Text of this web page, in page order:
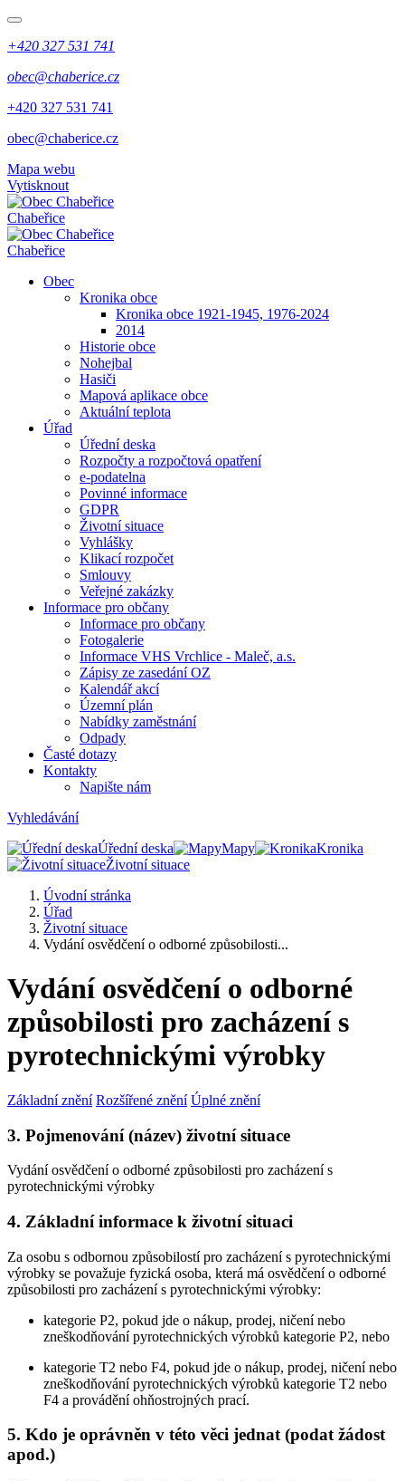
+420 327 531 741
obec@chaberice.cz
+420 327 531 741
obec@chaberice.cz
Mapa webu
Vytisknout
Chabeřice
Chabeřice
Obec
Kronika obce
Kronika obce 1921-1945, 1976-2024
2014
Historie obce
Nohejbal
Hasiči
Mapová aplikace obce
Aktuální teplota
Úřad
Úřední deska
Rozpočty a rozpočtová opatření
e-podatelna
Povinné informace
GDPR
Životní situace
Vyhlášky
Klikací rozpočet
Smlouvy
Veřejné zakázky
Informace pro občany
Informace pro občany
Fotogalerie
Informace VHS Vrchlice - Maleč, a.s.
Zápisy ze zasedání OZ
Kalendář akcí
Územní plán
Nabídky zaměstnání
Odpady
Časté dotazy
Kontakty
Napište nám
Vyhledávání
Úřední deska
Mapy
Kronika
Životní situace
Úvodní stránka
Úřad
Životní situace
Vydání osvědčení o odborné způsobilosti...
Vydání osvědčení o odborné
způsobilosti pro zacházení s
pyrotechnickými výrobky
Základní znění Rozšířené znění Úplné znění
3. Pojmenování (název) životní situace
Vydání osvědčení o odborné způsobilosti pro zacházení s
pyrotechnickými výrobky
4. Základní informace k životní situaci
Za osobu s odbornou způsobilostí pro zacházení s pyrotechnickými
výrobky se považuje fyzická osoba, která má osvědčení o odborné
způsobilosti pro zacházení s pyrotechnickými výrobky:
kategorie P2, pokud jde o nákup, prodej, ničení nebo
zneškodňování pyrotechnických výrobků kategorie P2, nebo
kategorie T2 nebo F4, pokud jde o nákup, prodej, ničení nebo
zneškodňování pyrotechnických výrobků kategorie T2 nebo
F4 a provádění ohňostrojných prací.
5. Kdo je oprávněn v této věci jednat (podat žádost
apod.)